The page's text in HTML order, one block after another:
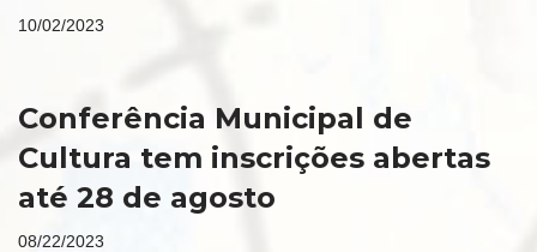
10/02/2023
Conferência Municipal de
Cultura tem inscrições abertas
até 28 de agosto
08/22/2023